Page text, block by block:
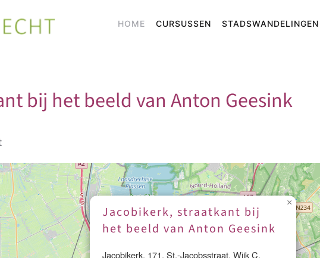
HOME CURSUSSEN STADSWANDELINGEN
bij het beeld van Anton Geesink
Jacobikerk, straatkant bij
het beeld van Anton Geesink
Jacobikerk, 171, St.-Jacobsstraat, Wijk C,
×